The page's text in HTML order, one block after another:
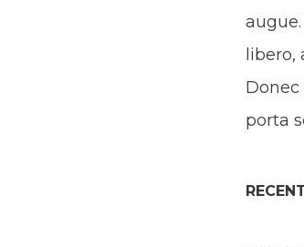
libero,
Donec
porta